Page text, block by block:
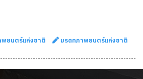
พยนตร์แห่งชาติ มรดกภาพยนตร์แห่งชาติ